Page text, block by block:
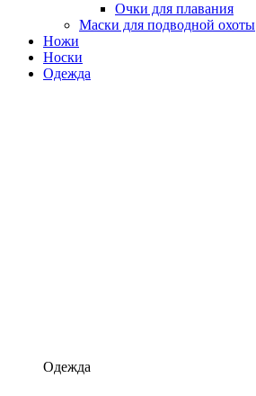
Очки для плавания
Маски для подводной охоты
Ножи
Носки
Одежда
Одежда